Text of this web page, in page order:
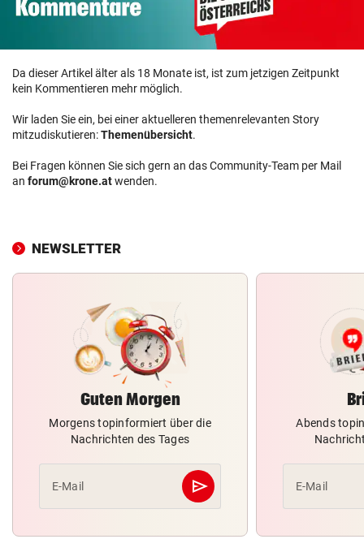
Da dieser Artikel älter als 18 Monate ist, ist zum jetzigen Zeitpunkt
kein Kommentieren mehr möglich.
Wir laden Sie ein, bei einer aktuelleren themenrelevanten Story
mitzudiskutieren:Themenübersicht.
Bei Fragen können Sie sich gern an das Community-Team per Mail
an forum@krone.atwenden.
NEWSLETTER
Guten Morgen
Morgens topinformiert über die
Nachrichten des Tages
E-Mail send
Abschicken
Abends
E-Mail